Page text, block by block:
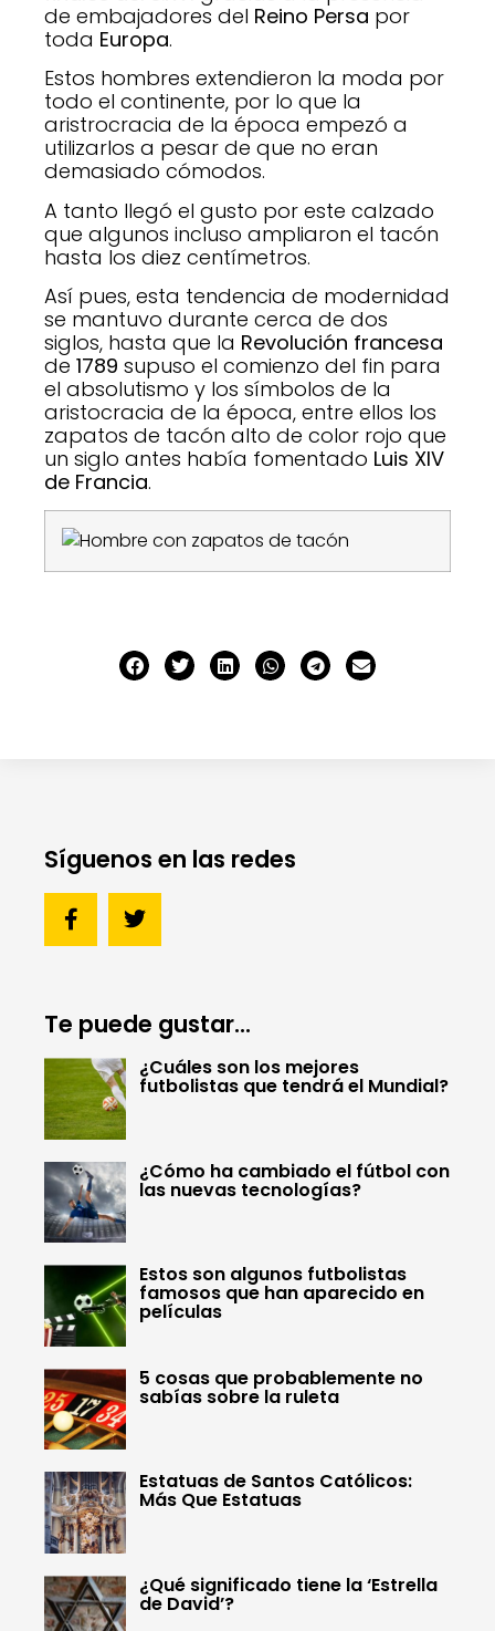
de embajadores del Reino Persa por
toda Europa.
Estos hombres extendieron la moda por
todo el continente, por lo que la
aristrocracia de la época empezó a
utilizarlos a pesar de que no eran
demasiado cómodos.
A tanto llegó el gusto por este calzado
que algunos incluso ampliaron el tacón
hasta los diez centímetros.
Así pues, esta tendencia de modernidad
se mantuvo durante cerca de dos
siglos, hasta que la Revolución francesa
de 1789 supuso el comienzo del fin para
el absolutismo y los símbolos de la
aristocracia de la época, entre ellos los
zapatos de tacón alto de color rojo que
un siglo antes había fomentado Luis XIV
de Francia.
Síguenos en las redes
Te puede gustar...
¿Cuáles son los mejores
futbolistas que tendrá el Mundial?
¿Cómo ha cambiado el fútbol con
las nuevas tecnologías?
Estos son algunos futbolistas
famosos que han aparecido en
películas
5 cosas que probablemente no
sabías sobre la ruleta
Estatuas de Santos Católicos:
Más Que Estatuas
¿Qué significado tiene la ‘Estrella
de David’?